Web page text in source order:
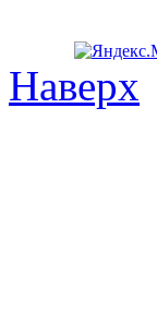
Наверх